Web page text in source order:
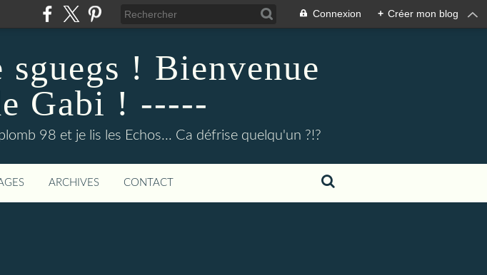
Connexion + Créer mon blog
! Bienvenue
Gabi ! -----
98 et je lis les Echos... Ca défrise quelqu'un ?!?
ARCHIVES CONTACT